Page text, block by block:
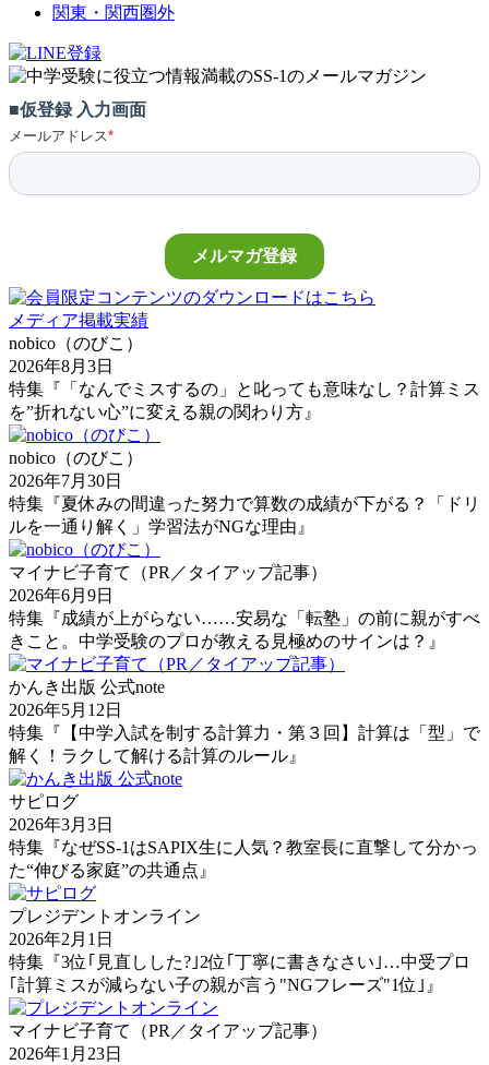
関東・関西圏外
メディア掲載実績
nobico（のびこ）
2026年8月3日
特集『「なんでミスするの」と叱っても意味なし？計算ミス
を”折れない心”に変える親の関わり方』
nobico（のびこ）
2026年7月30日
特集『夏休みの間違った努力で算数の成績が下がる？「ドリ
ルを一通り解く」学習法がNGな理由』
マイナビ子育て（PR／タイアップ記事）
2026年6月9日
特集『成績が上がらない……安易な「転塾」の前に親がすべ
きこと。中学受験のプロが教える見極めのサインは？』
かんき出版 公式note
2026年5月12日
特集『【中学入試を制する計算力・第３回】計算は「型」で
解く！ラクして解ける計算のルール』
サピログ
2026年3月3日
特集『なぜSS-1はSAPIX生に人気？教室長に直撃して分かっ
た“伸びる家庭”の共通点』
プレジデントオンライン
2026年2月1日
特集『3位｢見直しした?｣2位｢丁寧に書きなさい｣…中受プロ
｢計算ミスが減らない子の親が言う"NGフレーズ"1位｣』
マイナビ子育て（PR／タイアップ記事）
2026年1月23日